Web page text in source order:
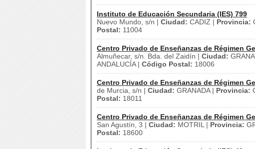
Instituto de Educación Secundaria (IES) 799
Nuevo Mundo, s/n | Ciudad: CADIZ | Provincia:
Postal: 11004
Centro Privado de Enseñanzas de Régimen
Almuñecar, s/n. Bda. del Zaidín | Ciudad:
ANDALUCÍA | Código Postal: 18006
Centro Privado de Enseñanzas de Régimen
de Murcia, s/n | Ciudad: GRANADA | Provincia:
Postal: 18011
Centro Privado de Enseñanzas de Régimen
San Agustín, 3 | Ciudad: MOTRIL | Provincia:
Postal: 18600